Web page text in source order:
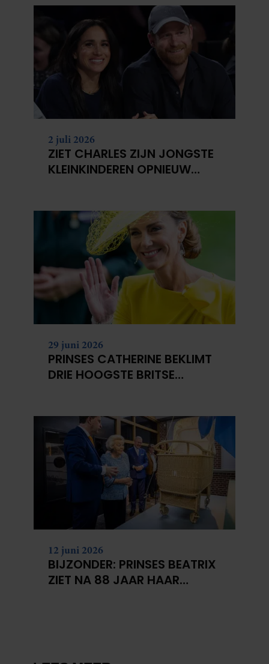
2 juli 2026
ZIET CHARLES ZIJN JONGSTE
KLEINKINDEREN OPNIEUW
29 juni 2026
PRINSES CATHERINE BEKLIMT
DRIE HOOGSTE BRITSE
12 juni 2026
BIJZONDER: PRINSES BEATRIX
ZIET NA 88 JAAR HAAR